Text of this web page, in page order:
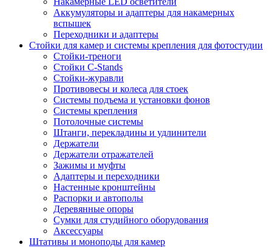
Аккумуляторы и адаптеры для накамерных
вспышек
Переходники и адаптеры
Стойки для камер и системы крепления для фотостудии
Стойки-треноги
Стойки C-Stands
Стойки-журавли
Противовесы и колеса для стоек
Системы подъема и установки фонов
Системы крепления
Потолочные системы
Штанги, перекладины и удлинители
Держатели
Держатели отражателей
Зажимы и муфты
Адаптеры и переходники
Настенные кронштейны
Распорки и автополы
Деревянные опоры
Сумки для студийного оборудования
Аксессуары
Штативы и моноподы для камер